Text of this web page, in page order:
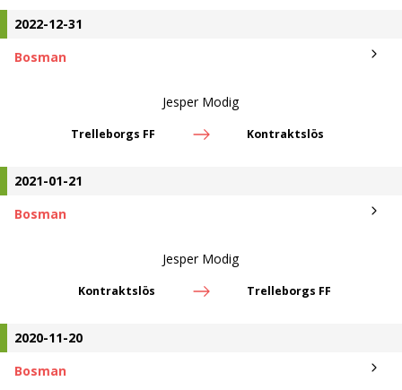
2022-12-31
Bosman
Jesper Modig
Trelleborgs FF Kontraktslös
2021-01-21
Bosman
Jesper Modig
Kontraktslös Trelleborgs FF
2020-11-20
Bosman